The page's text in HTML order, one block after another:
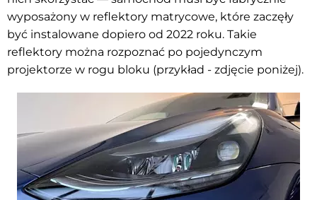
wyposażony w reflektory matrycowe, które zaczęły
być instalowane dopiero od 2022 roku. Takie
reflektory można rozpoznać po pojedynczym
projektorze w rogu bloku (przykład - zdjęcie poniżej).